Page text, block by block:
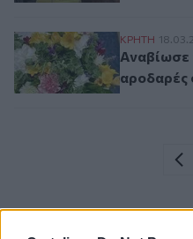
Αναβίωσε
ΚΡΗΤΗ
Αναβίωσε
αροδαρές